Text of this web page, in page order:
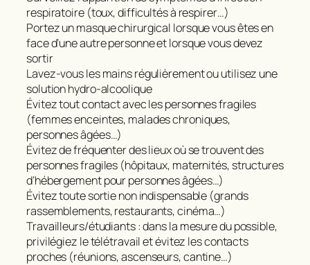
respiratoire (toux, difficultés à respirer…)
Portez un masque chirurgical lorsque vous êtes en
face d’une autre personne et lorsque vous devez
sortir
Lavez-vous les mains régulièrement ou utilisez une
solution hydro-alcoolique
Évitez tout contact avec les personnes fragiles
(femmes enceintes, malades chroniques,
personnes âgées…)
Évitez de fréquenter des lieux où se trouvent des
personnes fragiles (hôpitaux, maternités, structures
d’hébergement pour personnes âgées…)
Évitez toute sortie non indispensable (grands
rassemblements, restaurants, cinéma…)
Travailleurs/étudiants : dans la mesure du possible,
privilégiez le télétravail et évitez les contacts
proches (réunions, ascenseurs, cantine…)